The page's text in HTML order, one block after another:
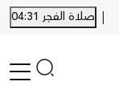
| صلاة الفجر 04:31